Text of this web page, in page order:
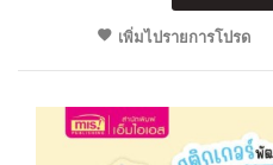
เพิ่มไปรายการโปรด